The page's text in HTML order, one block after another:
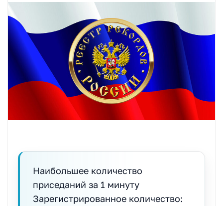
Наибольшее количество
приседаний за 1 минуту
Зарегистрированное количество: